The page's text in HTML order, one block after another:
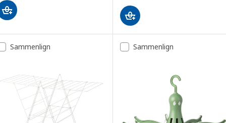
Sammenlign Sammenlign